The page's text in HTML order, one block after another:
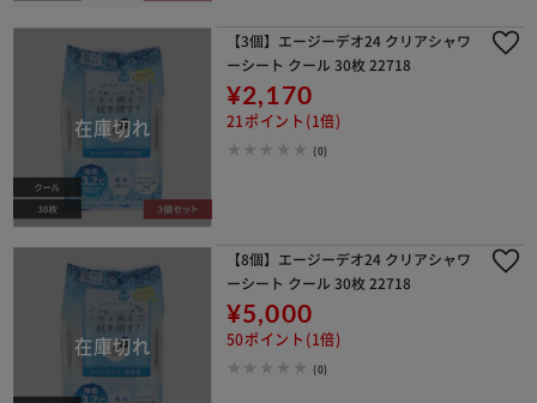
【3個】エージーデオ24 クリアシャワ
ーシート クール 30枚 22718
¥2,170
21ポイント(1倍)
(0)
【8個】エージーデオ24 クリアシャワ
ーシート クール 30枚 22718
¥5,000
50ポイント(1倍)
(0)